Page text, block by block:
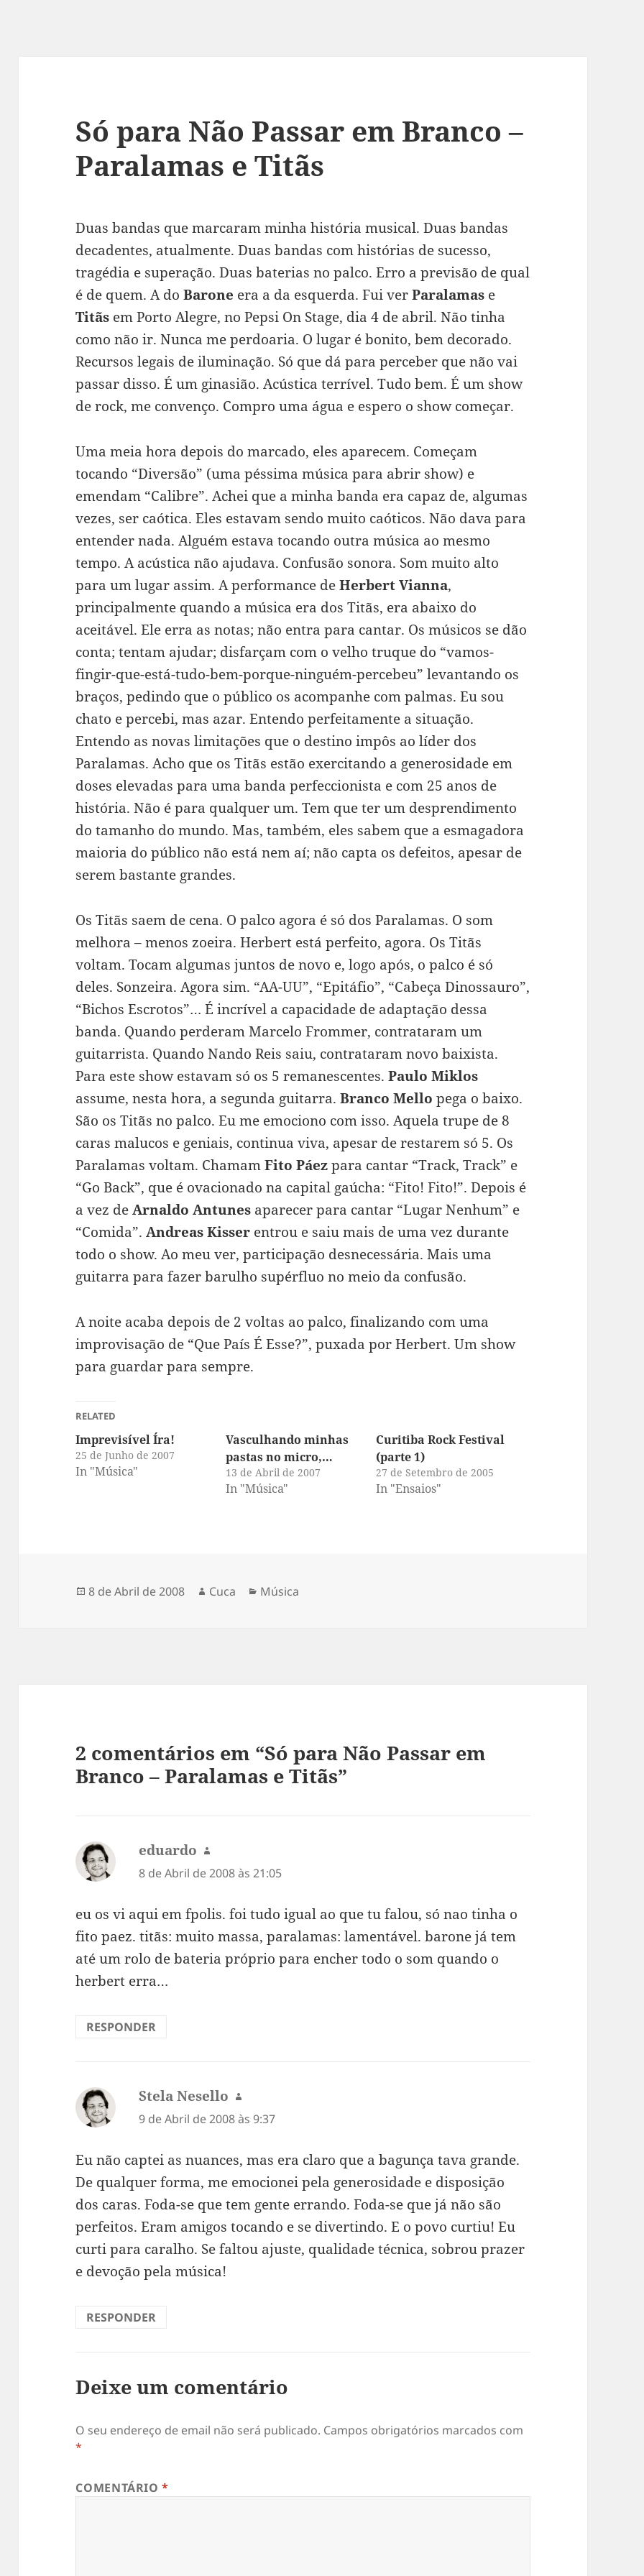
Só para Não Passar em Branco –
Paralamas e Titãs
Duas bandas que marcaram minha história musical. Duas bandas
decadentes, atualmente. Duas bandas com histórias de sucesso,
tragédia e superação. Duas baterias no palco. Erro a previsão de qual
é de quem. A doBarone era a da esquerda. Fui verParalamas e
Titãs em Porto Alegre, no Pepsi On Stage, dia 4 de abril. Não tinha
como não ir. Nunca me perdoaria. O lugar é bonito, bem decorado.
Recursos legais de iluminação. Só que dá para perceber que não vai
passar disso. É um ginasião. Acústica terrível. Tudo bem. É um show
de rock, me convenço. Compro uma água e espero o show começar.
Uma meia hora depois do marcado, eles aparecem. Começam
tocando “Diversão” (uma péssima música para abrir show) e
emendam “Calibre”. Achei que a minha banda era capaz de, algumas
vezes, ser caótica. Eles estavam sendo muito caóticos. Não dava para
entender nada. Alguém estava tocando outra música ao mesmo
tempo. A acústica não ajudava. Confusão sonora. Som muito alto
para um lugar assim. A performance deHerbert Vianna,
principalmente quando a música era dos Titãs, era abaixo do
aceitável. Ele erra as notas; não entra para cantar. Os músicos se dão
conta; tentam ajudar; disfarçam com o velho truque do “vamos-
fingir-que-está-tudo-bem-porque-ninguém-percebeu” levantando os
braços, pedindo que o público os acompanhe com palmas. Eu sou
chato e percebi, mas azar. Entendo perfeitamente a situação.
Entendo as novas limitações que o destino impôs ao líder dos
Paralamas. Acho que os Titãs estão exercitando a generosidade em
doses elevadas para uma banda perfeccionista e com 25 anos de
história. Não é para qualquer um. Tem que ter um desprendimento
do tamanho do mundo. Mas, também, eles sabem que a esmagadora
maioria do público não está nem aí; não capta os defeitos, apesar de
serem bastante grandes.
Os Titãs saem de cena. O palco agora é só dos Paralamas. O som
melhora – menos zoeira. Herbert está perfeito, agora. Os Titãs
voltam. Tocam algumas juntos de novo e, logo após, o palco é só
deles. Sonzeira. Agora sim. “AA-UU”, “Epitáfio”, “Cabeça Dinossauro”,
“Bichos Escrotos”… É incrível a capacidade de adaptação dessa
banda. Quando perderam Marcelo Frommer, contrataram um
guitarrista. Quando Nando Reis saiu, contrataram novo baixista.
Para este show estavam só os 5 remanescentes.Paulo Miklos
assume, nesta hora, a segunda guitarra.Branco Mello pega o baixo.
São os Titãs no palco. Eu me emociono com isso. Aquela trupe de 8
caras malucos e geniais, continua viva, apesar de restarem só 5. Os
Paralamas voltam. ChamamFito Páezpara cantar “Track, Track” e
“Go Back”, que é ovacionado na capital gaúcha: “Fito! Fito!”. Depois é
a vez deArnaldo Antunes aparecer para cantar “Lugar Nenhum” e
“Comida”.Andreas Kisser entrou e saiu mais de uma vez durante
todo o show. Ao meu ver, participação desnecessária. Mais uma
guitarra para fazer barulho supérfluo no meio da confusão.
A noite acaba depois de 2 voltas ao palco, finalizando com uma
improvisação de “Que País É Esse?”, puxada por Herbert. Um show
para guardar para sempre.
RELATED
Imprevisível Íra!
25 de Junho de 2007
In "Música"
Vasculhando minhas
pastas no micro,…
13 de Abril de 2007
In "Música"
Curitiba Rock Festival
(parte 1)
27 de Setembro de 2005
In "Ensaios"
Publicado
8 de Abril de 2008 Autor
Cuca Categorias
Música
2 comentários em “Só para Não Passar em
Branco – Paralamas e Titãs”
eduardo diz:
8 de Abril de 2008 às 21:05
eu os vi aqui em fpolis. foi tudo igual ao que tu falou, só nao tinha o
fito paez. titãs: muito massa, paralamas: lamentável. barone já tem
até um rolo de bateria próprio para encher todo o som quando o
herbert erra…
RESPONDER
Stela Nesello diz:
9 de Abril de 2008 às 9:37
Eu não captei as nuances, mas era claro que a bagunça tava grande.
De qualquer forma, me emocionei pela generosidade e disposição
dos caras. Foda-se que tem gente errando. Foda-se que já não são
perfeitos. Eram amigos tocando e se divertindo. E o povo curtiu! Eu
curti para caralho. Se faltou ajuste, qualidade técnica, sobrou prazer
e devoção pela música!
RESPONDER
Deixe um comentário
O seu endereço de email não será publicado. Campos obrigatórios marcados com
*
COMENTÁRIO*